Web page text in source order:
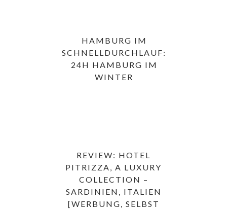
HAMBURG IM
SCHNELLDURCHLAUF:
24H HAMBURG IM
WINTER
REVIEW: HOTEL
PITRIZZA, A LUXURY
COLLECTION –
SARDINIEN, ITALIEN
[WERBUNG, SELBST